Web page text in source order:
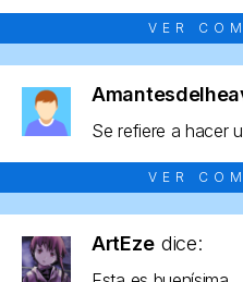
VER
Se refiere a hacer
VER
ArtEze dice: